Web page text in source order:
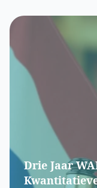
Drie Jaar